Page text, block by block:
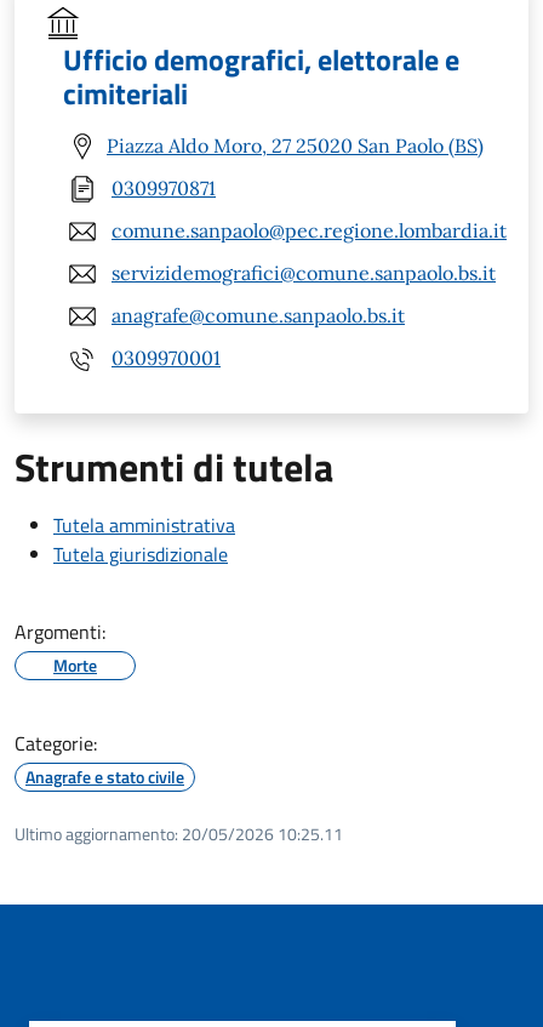
Ufficio demografici, elettorale e
cimiteriali
Piazza Aldo Moro, 27 25020 San Paolo (BS)
0309970871
comune.sanpaolo@pec.regione.lombardia.it
servizidemografici@comune.sanpaolo.bs.it
anagrafe@comune.sanpaolo.bs.it
0309970001
Strumenti di tutela
Tutela amministrativa
Tutela giurisdizionale
Argomenti:
Morte
Categorie:
Anagrafe e stato civile
Ultimo aggiornamento: 20/05/2026 10:25.11